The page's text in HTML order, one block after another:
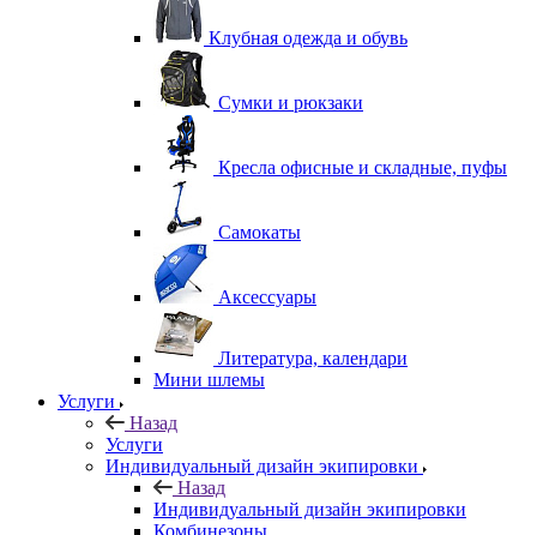
Клубная одежда и обувь
Сумки и рюкзаки
Кресла офисные и складные, пуфы
Самокаты
Аксессуары
Литература, календари
Мини шлемы
Услуги
Назад
Услуги
Индивидуальный дизайн экипировки
Назад
Индивидуальный дизайн экипировки
Комбинезоны